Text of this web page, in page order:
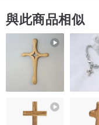
與此商品相似